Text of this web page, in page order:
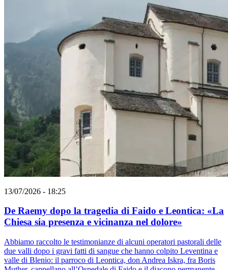
13/07/2026 - 18:25
De Raemy dopo la tragedia di Faido e Leontica: «La
Chiesa sia presenza e vicinanza nel dolore»
Abbiamo raccolto le testimonianze di alcuni operatori pastorali delle
due valli dopo i gravi fatti di sangue che hanno colpito Leventina e
valle di Blenio: il parroco di Leontica, don Andrea Iskra, fra Boris